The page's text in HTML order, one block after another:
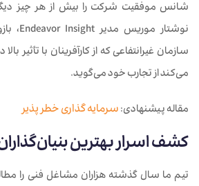
شانس موفقیت شرکت را بیش از هر چیز
سازمان غیرانتفاعی که از کارآفرینان با تأثیر
می‌کند از تجارب خود می‌گوید.
مقاله پیشنهادی:سرمایه گذاری خطر پذیر
کشف اسرار بهترین بنیان
تیم ما سال گذشته هزاران مشاغل فنی را